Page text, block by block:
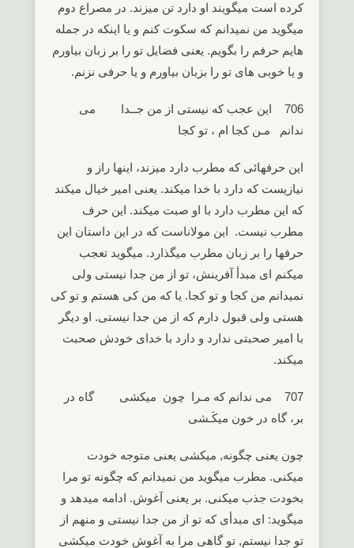
کرده است میگویند او دارد تن میزند. در مصراع دوم
میگوید من نمیدانم که سکوت کنم و یا اینکه در جمله
هایم حرفم را بگویم. یعنی فضایل تو را بر زبان بیاورم
و یا خوبی های تو را بزبان بیاورم و یا حرفی نزنم.
706 این عجب که نیستی از من جــدا می
ندانم مـن کجا ام ، تو کجا
این حرفهائی که مطرب دارد میزند، اینها راز و
نیازیست که دارد با خدا میکند. یعنی امیر خیال میکند
که این مطرب دارد با او صبت میکند. این حرف
مطرب نیست. این مولاناست که در این داستان این
حرفها را بر زبان مطرب میگذارد. میگوید تعجب
میکنم ای مبدأ آفرینش، تو از من جدا نیستی ولی
نمیدانم من کجا و تو کجا. یا که من کی هستم و تو کی
هستی ولی قبول دارم که از من جدا نیستی. او دیگر
با امیر صحبتی ندارد و دارد با خدای خودش صحبت
میکند.
707 می ندانم که مـرا چون میکشی گاه در
بر، گاه در خون میکَـشی
چون یعنی چگونه, میکشی یعنی متوجه خودت
میکنی. مطرب میگوید من نمیدانم که چگونه تو مرا
بخودت جذب میکنی. بر یعنی آغوش. ادامه میدهد و
میگوید: ای مبدأی که تو از من جدا نیستی و منهم از
تو جدا نیستم, تو گاهی مرا به آغوش خودت میکشی